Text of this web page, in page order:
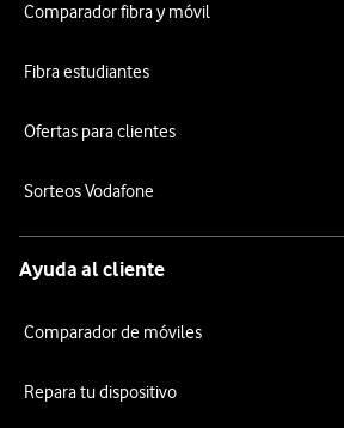
Comparador fibra y móvil
Fibra estudiantes
Ofertas para clientes
Sorteos Vodafone
Ayuda al cliente
Comparador de móviles
Repara tu dispositivo